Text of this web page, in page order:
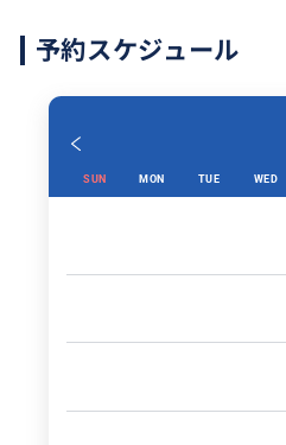
予約スケジュール
SUN MON TUE WED